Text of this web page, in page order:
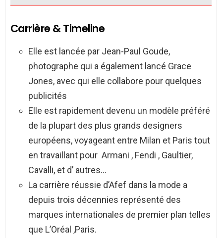
Carrière & Timeline
Elle est lancée par Jean-Paul Goude,
photographe qui a également lancé Grace
Jones, avec qui elle collabore pour quelques
publicités
Elle est rapidement devenu un modèle préféré
de la plupart des plus grands designers
européens, voyageant entre Milan et Paris tout
en travaillant pour Armani , Fendi , Gaultier,
Cavalli, et d’ autres…
La carrière réussie d’Afef dans la mode a
depuis trois décennies représenté des
marques internationales de premier plan telles
que L’Oréal ,Paris.